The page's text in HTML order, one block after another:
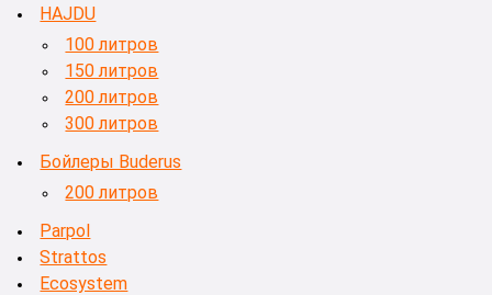
HAJDU
100 литров
150 литров
200 литров
300 литров
Бойлеры Buderus
200 литров
Parpol
Strattos
Ecosystem